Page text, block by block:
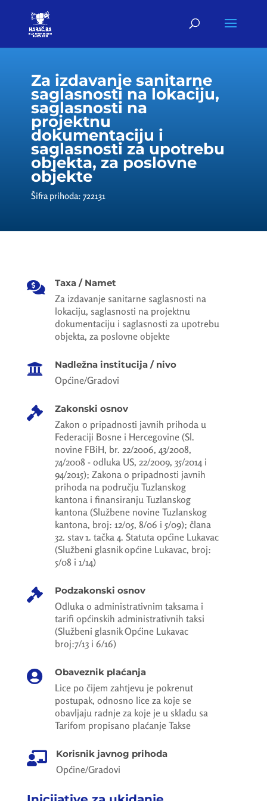
Za izdavanje sanitarne
saglasnosti na lokaciju,
saglasnosti na
projektnu
dokumentaciju i
saglasnosti za upotrebu
objekta, za poslovne
objekte
Šifra prihoda: 722131
 Taxa / Namet
Za izdavanje sanitarne saglasnosti na
lokaciju, saglasnosti na projektnu
dokumentaciju i saglasnosti za upotrebu
objekta, za poslovne objekte
 Nadležna institucija / nivo
Općine/Gradovi
 Zakonski osnov
Zakon o pripadnosti javnih prihoda u
Federaciji Bosne i Hercegovine (Sl.
novine FBiH, br. 22/2006, 43/2008,
74/2008 - odluka US, 22/2009, 35/2014 i
94/2015); Zakona o pripadnosti javnih
prihoda na području Tuzlanskog
kantona i finansiranju Tuzlanskog
kantona (Službene novine Tuzlanskog
kantona, broj: 12/05, 8/06 i 5/09); člana
32. stav 1. tačka 4. Statuta općine Lukavac
(Službeni glasnik općine Lukavac, broj:
5/08 i 1/14)
 Podzakonski osnov
Odluka o administrativnim taksama i
tarifi općinskih administrativnih taksi
(Službeni glasnik Općine Lukavac
broj:7/13 i 6/16)
 Obaveznik plaćanja
Lice po čijem zahtjevu je pokrenut
postupak, odnosno lice za koje se
obavljaju radnje za koje je u skladu sa
Tarifom propisano plaćanje Takse
 Korisnik javnog prihoda
Općine/Gradovi